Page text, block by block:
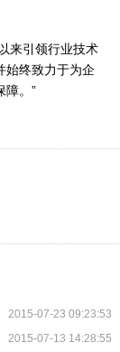
来引领行业技术
始终致力于为企
障。”
2015-07-23 09:23:53
2015-07-13 14:28:55